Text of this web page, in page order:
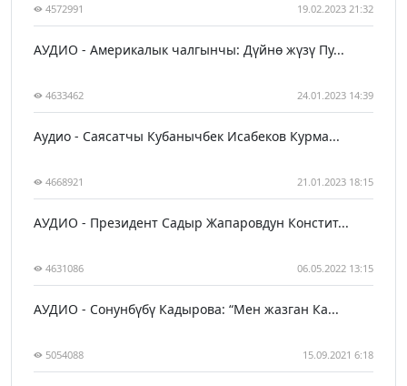
4572991 19.02.2023 21:32
АУДИО - Америкалык чалгынчы: Дүйнө жүзү Пу...
4633462 24.01.2023 14:39
Аудио - Саясатчы Кубанычбек Исабеков Курма...
4668921 21.01.2023 18:15
АУДИО - Президент Садыр Жапаровдун Констит...
4631086 06.05.2022 13:15
АУДИО - Сонунбүбү Кадырова: “Мен жазган Ка...
5054088 15.09.2021 6:18